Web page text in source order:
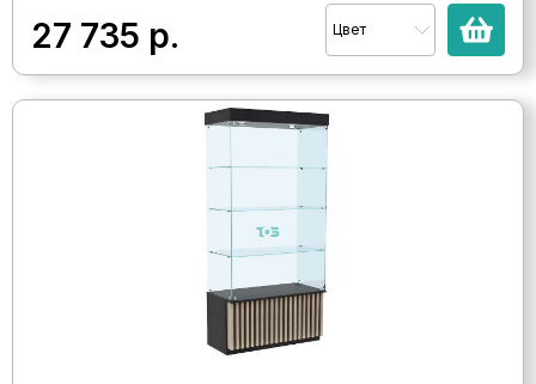
27 735 р. Цвет